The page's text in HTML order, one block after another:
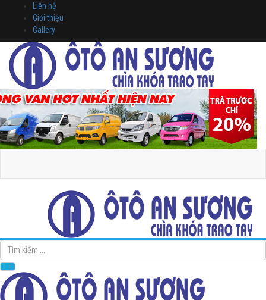
Liên hệ
Giới thiệu
Gallery